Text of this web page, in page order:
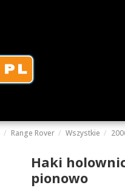
Range Rover Wszystkie
Haki
pionowo